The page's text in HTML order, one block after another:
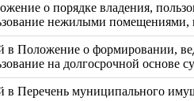
о порядке владения,
нежилыми
Положение о формировании,
на долгосрочной основе
Перечень муниципального